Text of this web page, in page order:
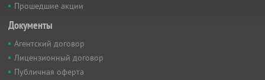
Прошедшие акции
Документы
Агентский договор
Лицензионный договор
Публичная оферта